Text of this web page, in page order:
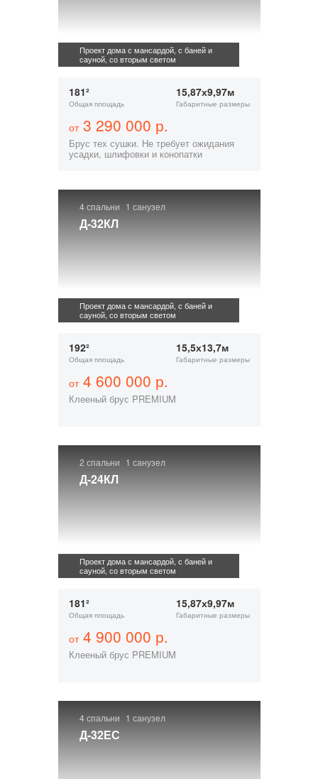
Проект дома с мансардой, с баней и
сауной, со вторым светом
181²
Общая площадь
15,87х9,97м
Габаритные размеры
от3 290 000 р.
Брус тех сушки. Не требует ожидания
усадки, шлифовки и конопатки
4 спальни 1 санузел
Д-32КЛ
Проект дома с мансардой, с баней и
сауной, со вторым светом
192²
Общая площадь
15,5х13,7м
Габаритные размеры
от4 600 000 р.
Клееный брус PREMIUM
2 спальни 1 санузел
Д-24КЛ
Проект дома с мансардой, с баней и
сауной, со вторым светом
181²
Общая площадь
15,87х9,97м
Габаритные размеры
от4 900 000 р.
Клееный брус PREMIUM
4 спальни 1 санузел
Д-32ЕС